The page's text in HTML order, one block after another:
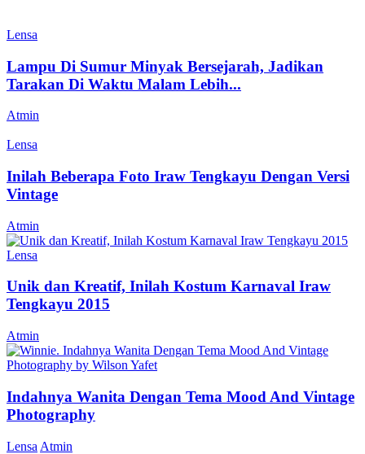
Lensa
Lampu Di Sumur Minyak Bersejarah, Jadikan
Tarakan Di Waktu Malam Lebih...
Atmin
Lensa
Inilah Beberapa Foto Iraw Tengkayu Dengan Versi
Vintage
Atmin
Lensa
Unik dan Kreatif, Inilah Kostum Karnaval Iraw
Tengkayu 2015
Atmin
Indahnya Wanita Dengan Tema Mood And Vintage
Photography
Lensa Atmin